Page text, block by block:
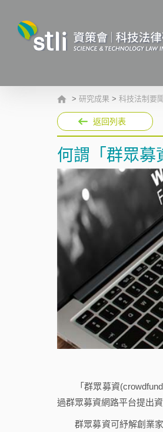
> 研究成果 > 科技法制要聞
返回列表
何謂「群眾募
「群眾募資
過群眾募資網路平台提出
群眾募資可紓解創業家